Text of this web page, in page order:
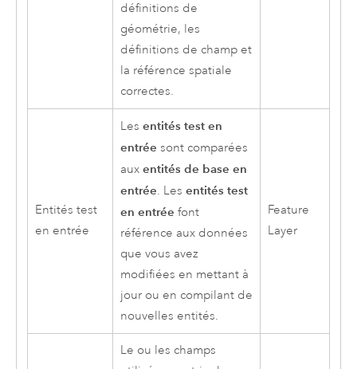
définitions de
géométrie, les
définitions de champ et
la référence spatiale
correctes.
Entités test
en entrée
Les entités test en
entrée sont comparées
aux entités de base en
entrée. Les entités test
en entrée font
référence aux données
que vous avez
modifiées en mettant à
jour ou en compilant de
nouvelles entités.
Feature
Layer
Le ou les champs